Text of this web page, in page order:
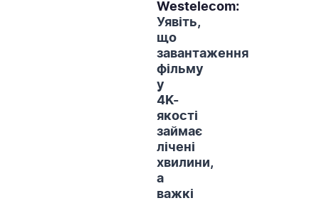
Westelecom:
Уявіть,
що
завантаження
фільму
у
4K-
якості
займає
лічені
хвилини,
а
важкі